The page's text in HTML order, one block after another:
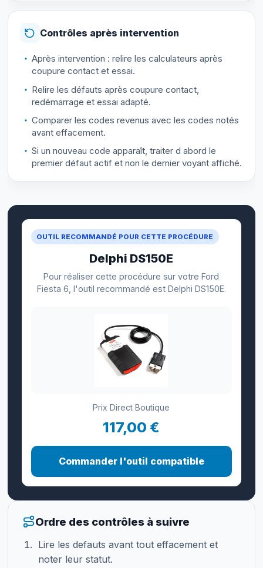
Contrôles après intervention
Après intervention : relire les calculateurs après
coupure contact et essai.
Relire les défauts après coupure contact,
redémarrage et essai adapté.
Comparer les codes revenus avec les codes notés
avant effacement.
Si un nouveau code apparaît, traiter d abord le
premier défaut actif et non le dernier voyant affiché.
OUTIL RECOMMANDÉ POUR CETTE PROCÉDURE
Delphi DS150E
Pour réaliser cette procédure sur votre Ford
Fiesta 6, l'outil recommandé est Delphi DS150E.
Prix Direct Boutique
117,00 €
Commander l'outil compatible
Ordre des contrôles à suivre
Lire les defauts avant tout effacement et
noter leur statut.